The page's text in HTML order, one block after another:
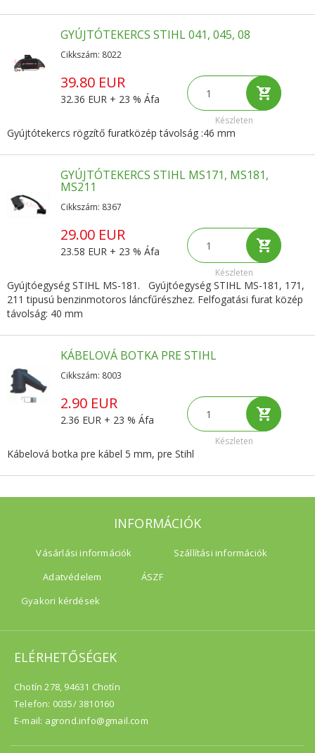
GYÚJTÓTEKERCS STIHL 041, 045, 08
Cikkszám: 8022
39.80 EUR
32.36 EUR + 23 % Áfa
Készleten
Gyújtótekercs rögzítő furatközép távolság :46 mm
GYÚJTÓTEKERCS STIHL MS171, MS181,
MS211
Cikkszám: 8367
29.00 EUR
23.58 EUR + 23 % Áfa
Készleten
Gyújtóegység STIHL MS-181. Gyújtóegység STIHL MS-181, 171,
211 tipusú benzinmotoros láncfűrészhez. Felfogatási furat közép
távolság: 40 mm
KÁBELOVÁ BOTKA PRE STIHL
Cikkszám: 8003
2.90 EUR
2.36 EUR + 23 % Áfa
Készleten
Kábelová botka pre kábel 5 mm, pre Stihl
INFORMÁCIÓK
Vásárlási információk
Szállítási információk
Adatvédelem
ÁSZF
Gyakori kérdések
ELÉRHETŐSÉGEK
Chotín 278, 94631 Chotín
Telefon: 0035/ 3810160
E-mail: agrond.info@gmail.com